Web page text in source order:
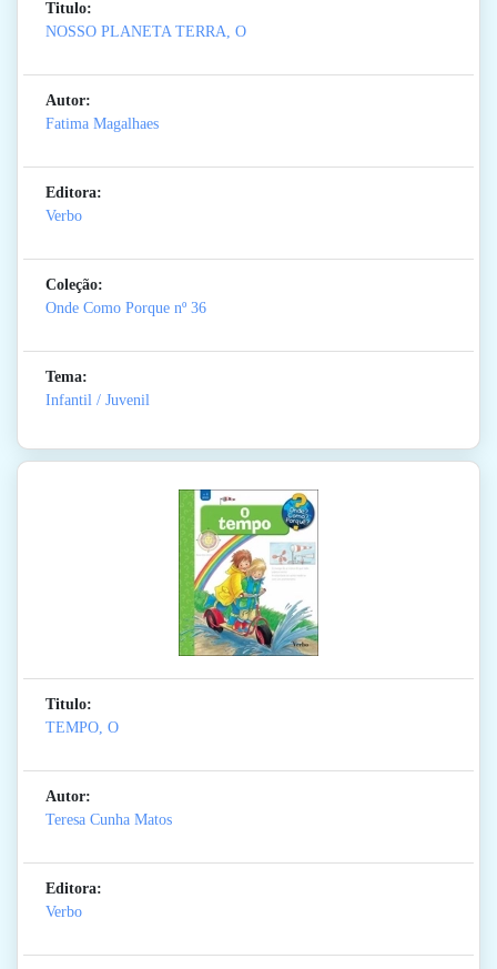
Titulo:
NOSSO PLANETA TERRA, O
Autor:
Fatima Magalhaes
Editora:
Verbo
Coleção:
Onde Como Porque nº 36
Tema:
Infantil / Juvenil
Titulo:
TEMPO, O
Autor:
Teresa Cunha Matos
Editora:
Verbo